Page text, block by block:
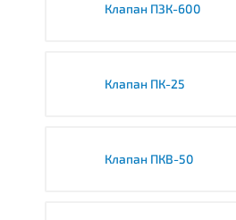
Клапан ПЗК-600
Клапан ПК-25
Клапан ПКВ-50